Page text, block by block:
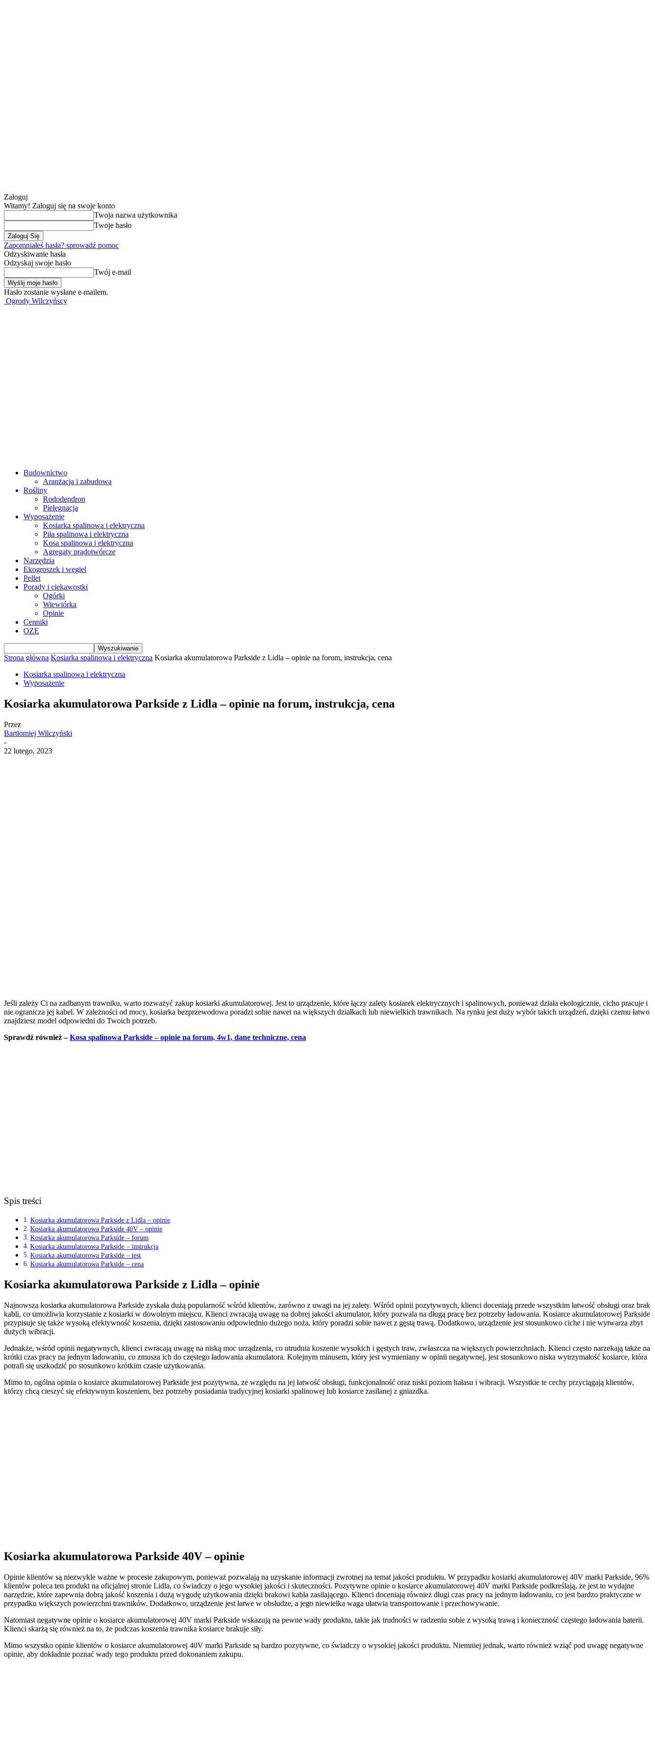
Zaloguj
Witamy! Zaloguj się na swoje konto
Twoja nazwa użytkownika
Twoje hasło
Zapomniałeś hasła? sprowadź pomoc
Odzyskiwanie hasła
Odzyskaj swoje hasło
Twój e-mail
Hasło zostanie wysłane e-mailem.
Ogrody Wilczyńscy
Budownictwo
Aranżacja i zabudowa
Rośliny
Rododendron
Pielęgnacja
Wyposażenie
Kosiarka spalinowa i elektryczna
Piła spalinowa i elektryczna
Kosa spalinowa i elektryczna
Agregaty prądotwórcze
Narzędzia
Ekogroszek i węgiel
Pellet
Porady i ciekawostki
Ogórki
Wiewiórka
Opinie
Cenniki
OZE
Strona główna Kosiarka spalinowa i elektryczna Kosiarka akumulatorowa Parkside z Lidla – opinie na forum, instrukcja, cena
Kosiarka spalinowa i elektryczna
Wyposażenie
Kosiarka akumulatorowa Parkside z Lidla – opinie na forum, instrukcja, cena
Przez
Bartłomiej Wilczyński
-
22 lutego, 2023
Jeśli zależy Ci na zadbanym trawniku, warto rozważyć zakup kosiarki akumulatorowej. Jest to urządzenie, które łączy zalety kosiarek elektrycznych i spalinowych, ponieważ działa ekologicznie, cicho pracuje i
nie ogranicza jej kabel. W zależności od mocy, kosiarka bezprzewodowa poradzi sobie nawet na większych działkach lub niewielkich trawnikach. Na rynku jest duży wybór takich urządzeń, dzięki czemu łatwo
znajdziesz model odpowiedni do Twoich potrzeb.
Sprawdź również –Kosa spalinowa Parkside – opinie na forum, 4w1, dane techniczne, cena
Spis treści
Kosiarka akumulatorowa Parkside z Lidla – opinie
Kosiarka akumulatorowa Parkside 40V – opinie
Kosiarka akumulatorowa Parkside – forum
Kosiarka akumulatorowa Parkside – instrukcja
Kosiarka akumulatorowa Parkside – test
Kosiarka akumulatorowa Parkside – cena
Kosiarka akumulatorowa Parkside z Lidla – opinie
Najnowsza kosiarka akumulatorowa Parkside zyskała dużą popularność wśród klientów, zarówno z uwagi na jej zalety. Wśród opinii pozytywnych, klienci doceniają przede wszystkim łatwość obsługi oraz brak
kabli, co umożliwia korzystanie z kosiarki w dowolnym miejscu. Klienci zwracają uwagę na dobrej jakości akumulator, który pozwala na długą pracę bez potrzeby ładowania. Kosiarce akumulatorowej Parkside
przypisuje się także wysoką efektywność koszenia, dzięki zastosowaniu odpowiednio dużego noża, który poradzi sobie nawet z gęstą trawą. Dodatkowo, urządzenie jest stosunkowo ciche i nie wytwarza zbyt
dużych wibracji.
Jednakże, wśród opinii negatywnych, klienci zwracają uwagę na niską moc urządzenia, co utrudnia koszenie wysokich i gęstych traw, zwłaszcza na większych powierzchniach. Klienci często narzekają także na
krótki czas pracy na jednym ładowaniu, co zmusza ich do częstego ładowania akumulatora. Kolejnym minusem, który jest wymieniany w opinii negatywnej, jest stosunkowo niska wytrzymałość kosiarce, która
potrafi się uszkodzić po stosunkowo krótkim czasie użytkowania.
Mimo to, ogólna opinia o kosiarce akumulatorowej Parkside jest pozytywna, ze względu na jej łatwość obsługi, funkcjonalność oraz niski poziom hałasu i wibracji. Wszystkie te cechy przyciągają klientów,
którzy chcą cieszyć się efektywnym koszeniem, bez potrzeby posiadania tradycyjnej kosiarki spalinowej lub kosiarce zasilanej z gniazdka.
Kosiarka akumulatorowa Parkside 40V – opinie
Opinie klientów są niezwykle ważne w procesie zakupowym, ponieważ pozwalają na uzyskanie informacji zwrotnej na temat jakości produktu. W przypadku kosiarki akumulatorowej 40V marki Parkside, 96%
klientów poleca ten produkt na oficjalnej stronie Lidla, co świadczy o jego wysokiej jakości i skuteczności. Pozytywne opinie o kosiarce akumulatorowej 40V marki Parkside podkreślają, że jest to wydajne
narzędzie, które zapewnia dobrą jakość koszenia i dużą wygodę użytkowania dzięki brakowi kabla zasilającego. Klienci doceniają również długi czas pracy na jednym ładowaniu, co jest bardzo praktyczne w
przypadku większych powierzchni trawników. Dodatkowo, urządzenie jest łatwe w obsłudze, a jego niewielka waga ułatwia transportowanie i przechowywanie.
Natomiast negatywne opinie o kosiarce akumulatorowej 40V marki Parkside wskazują na pewne wady produktu, takie jak trudności w radzeniu sobie z wysoką trawą i konieczność częstego ładowania baterii.
Klienci skarżą się również na to, że podczas koszenia trawnika kosiarce brakuje siły.
Mimo wszystko opinie klientów o kosiarce akumulatorowej 40V marki Parkside są bardzo pozytywne, co świadczy o wysokiej jakości produktu. Niemniej jednak, warto również wziąć pod uwagę negatywne
opinie, aby dokładnie poznać wady tego produktu przed dokonaniem zakupu.